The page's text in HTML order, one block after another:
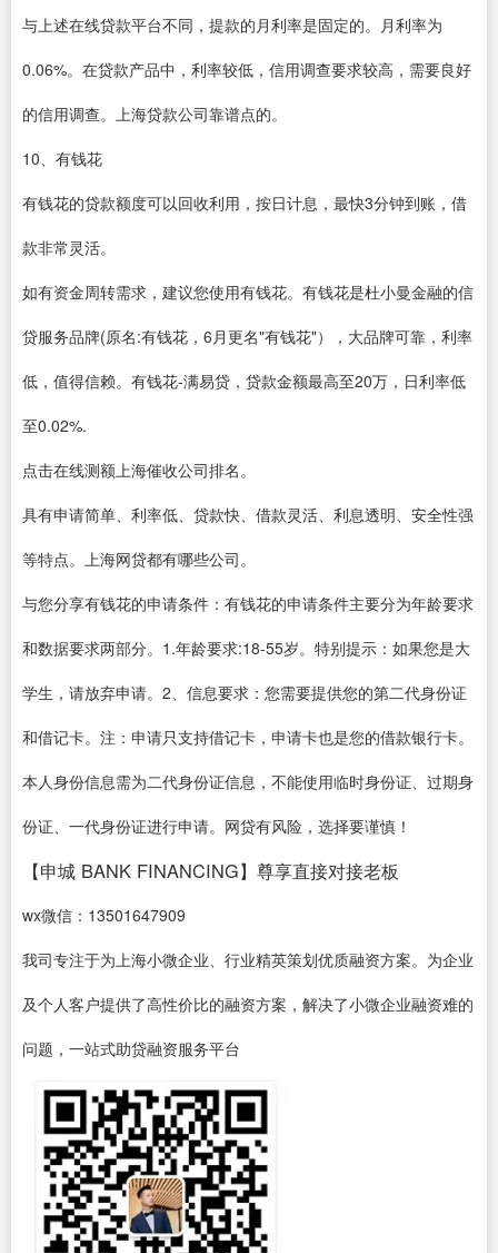
与上述在线贷款平台不同，提款的月利率是固定的。月利率为
0.06%。在贷款产品中，利率较低，信用调查要求较高，需要良好
的信用调查。上海贷款公司靠谱点的。
10、有钱花
有钱花的贷款额度可以回收利用，按日计息，最快3分钟到账，借
款非常灵活。
如有资金周转需求，建议您使用有钱花。有钱花是杜小曼金融的信
贷服务品牌(原名:有钱花，6月更名"有钱花"），大品牌可靠，利率
低，值得信赖。有钱花-满易贷，贷款金额最高至20万，日利率低
至0.02%.
点击在线测额上海催收公司排名。
具有申请简单、利率低、贷款快、借款灵活、利息透明、安全性强
等特点。上海网贷都有哪些公司。
与您分享有钱花的申请条件：有钱花的申请条件主要分为年龄要求
和数据要求两部分。1.年龄要求:18-55岁。特别提示：如果您是大
学生，请放弃申请。2、信息要求：您需要提供您的第二代身份证
和借记卡。注：申请只支持借记卡，申请卡也是您的借款银行卡。
本人身份信息需为二代身份证信息，不能使用临时身份证、过期身
份证、一代身份证进行申请。网贷有风险，选择要谨慎！
【申城 BANK FINANCING】尊享直接对接老板
wx微信：13501647909
我司专注于为上海小微企业、行业精英策划优质融资方案。为企业
及个人客户提供了高性价比的融资方案，解决了小微企业融资难的
问题，一站式助贷融资服务平台